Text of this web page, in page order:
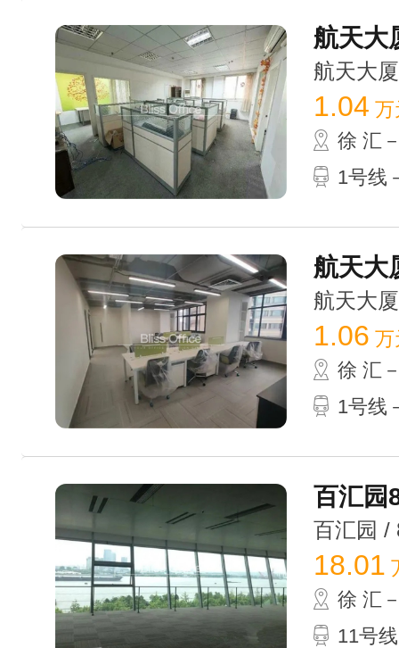
航天大
航天大
1.04 万
徐 汇
1号线
航天大
航天大
1.06 万
徐 汇
1号线
百汇园
百汇园 /
18.01
徐 汇
11号